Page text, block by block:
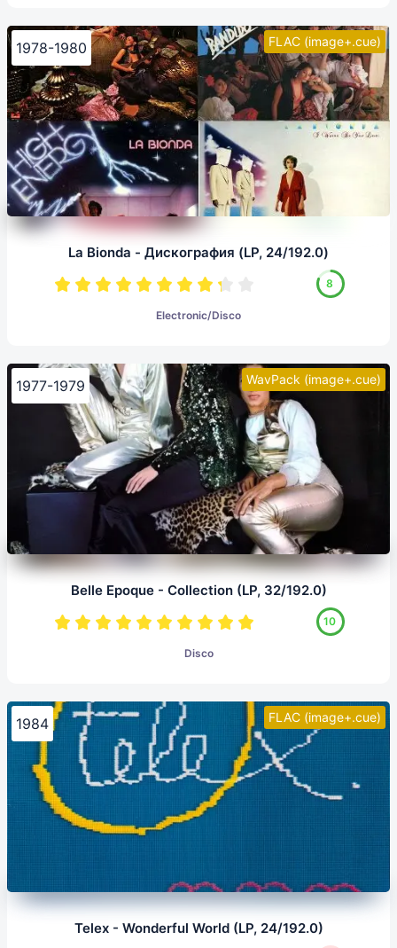
FLAC (image+.cue)
1978-1980
La Bionda - Дискография (LP, 24/192.0)
8
Electronic/Disco
WavPack (image+.cue)
1977-1979
Belle Epoque - Collection (LP, 32/192.0)
10
Disco
FLAC (image+.cue)
1984
Telex - Wonderful World (LP, 24/192.0)